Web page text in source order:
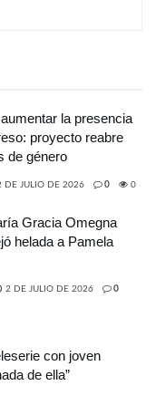
la presencia
proyecto reabre
de género
DE JULIO DE 2026 0 0
Gracia Omegna
helada a Pamela
2 DE JULIO DE 2026 0
con joven
de ella”